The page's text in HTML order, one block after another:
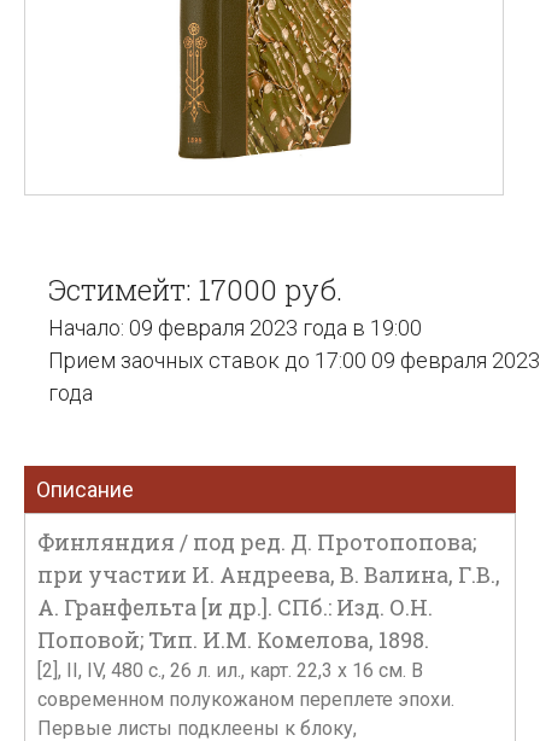
Эстимейт: 17000 руб.
Начало: 09 февраля 2023 года в 19:00
Прием заочных ставок до 17:00 09 февраля 2023
года
Описание
Финляндия / под ред. Д. Протопопова;
при участии И. Андреева, В. Валина, Г.В.,
А. Гранфельта [и др.]. СПб.: Изд. О.Н.
Поповой; Тип. И.М. Комелова, 1898.
[2], II, IV, 480 с., 26 л. ил., карт. 22,3 х 16 см. В
современном полукожаном переплете эпохи.
Первые листы подклеены к блоку,